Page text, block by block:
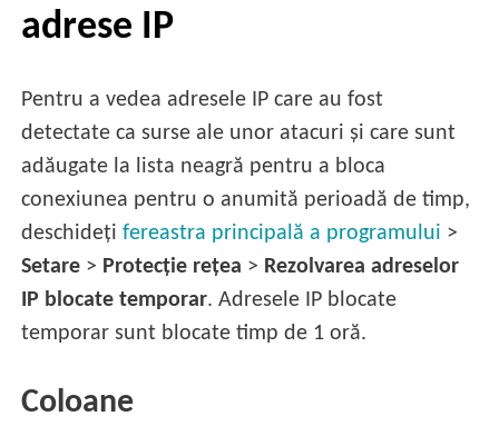
adrese IP
Pentru a vedea adresele IP care au fost
detectate ca surse ale unor atacuri și care sunt
adăugate la lista neagră pentru a bloca
conexiunea pentru o anumită perioadă de timp,
deschidețifereastra principală a programului >
Setare > Protecție rețea > Rezolvarea adreselor
IP blocate temporar. Adresele IP blocate
temporar sunt blocate timp de 1 oră.
Coloane